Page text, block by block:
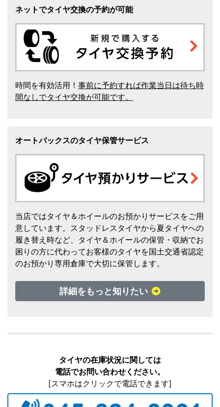
ネットでタイヤ交換の予約が可能
時間を有効活用！ 事前に予約すれば作業当日は待ち時
間なしでタイヤ交換が可能です。
オートバックスのタイヤ保管サービス
当店ではタイヤ＆ホイールのお預かりサービスをご用
意しています。スタッドレスタイヤから夏タイヤへの
履き替え時など、タイヤ＆ホイールの保管・収納でお
困りの方に代わってお客様のタイヤを国土交通省認定
のお預かり専用倉庫で大切に保管します。
詳細をもっと知りたい
タイヤの在庫状況に関しては
電話でお問い合わせください。
[スマホはクリックで電話できます]